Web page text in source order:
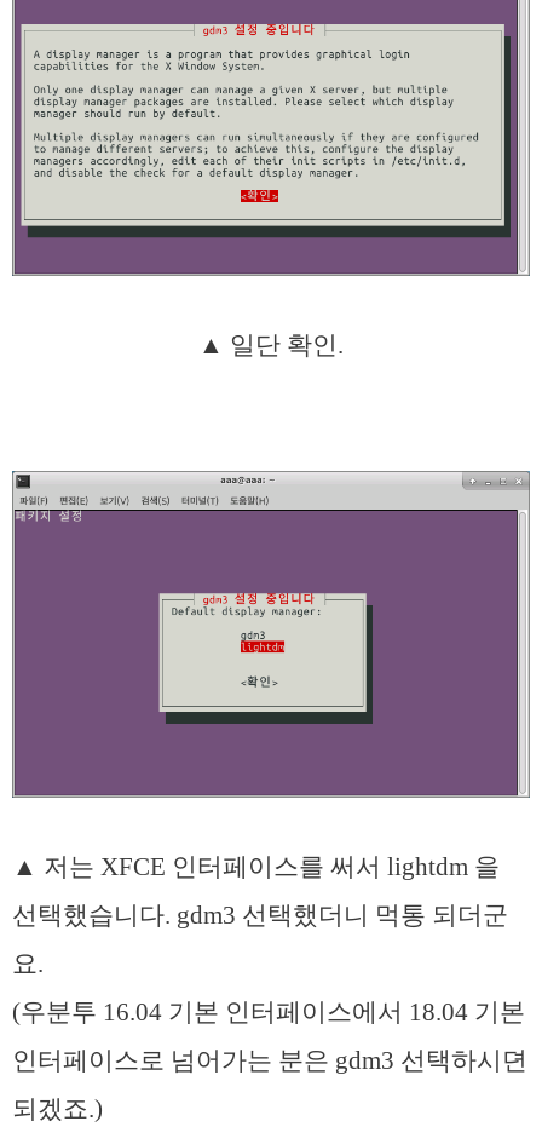
▲ 일단 확인.
▲ 저는 XFCE 인터페이스를 써서 lightdm 을
선택했습니다. gdm3 선택했더니 먹통 되더군
요.
(우분투 16.04 기본 인터페이스에서 18.04 기본
인터페이스로 넘어가는 분은 gdm3 선택하시뎐
되겠죠.)